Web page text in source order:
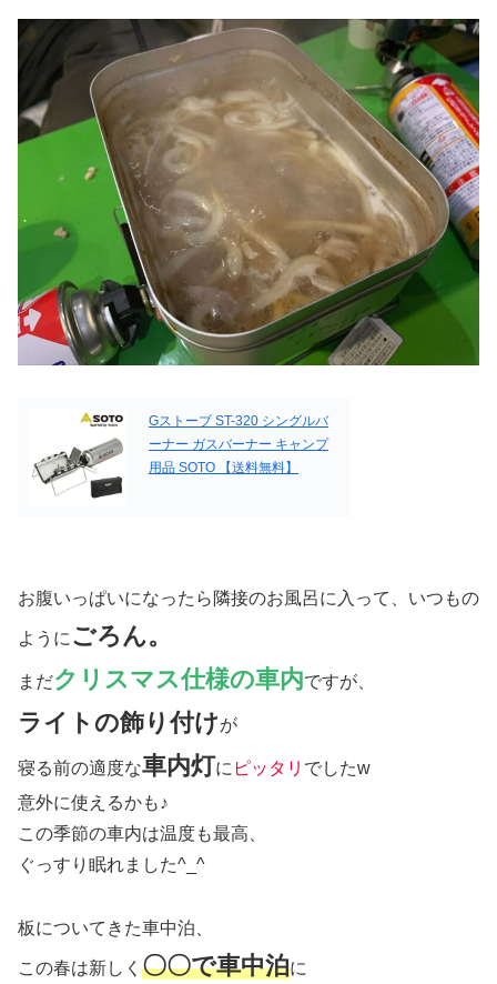
Gストーブ ST-320 シングルバ
ーナー ガスバーナー キャンプ
用品 SOTO 【送料無料】
お腹いっぱいになったら隣接のお風呂に入って、いつもの
ように ごろん。
まだクリスマス仕様の車内ですが、
ライトの飾り付けが
寝る前の適度な車内灯に ピッタリ でしたw
意外に使えるかも♪
この季節の車内は温度も最高、
ぐっすり眠れました^_^
板についてきた車中泊、
この春は新しく 〇〇で車中泊に